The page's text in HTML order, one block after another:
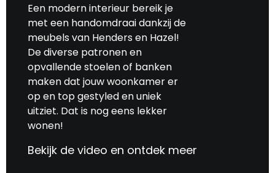
Een modern interieur bereik je
met een handomdraai dankzij de
meubels van Henders en Hazel!
De diverse patronen en
opvallende stoelen of banken
maken dat jouw woonkamer er
op en top gestyled en uniek
uitziet. Dat is nog eens lekker
wonen!
Bekijk de video en ontdek meer